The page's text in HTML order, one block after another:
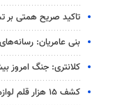
تاکید صریح همتی بر
بنی عامریان:
کلانتری: جنگ امروز
کشف ۱۵ هزار قلم لوازم پزشکی قاچاق در اسلامشهر